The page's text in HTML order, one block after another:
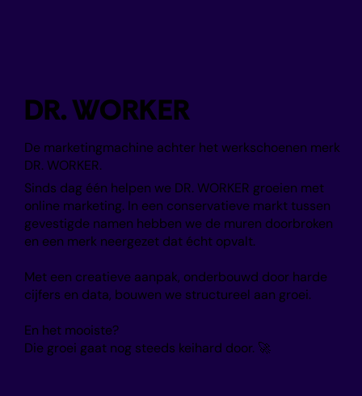
DR. WORKER
De marketingmachine achter het werkschoenen merk
DR. WORKER.
Sinds dag één helpen we DR. WORKER groeien met
online marketing. In een conservatieve markt tussen
gevestigde namen hebben we de muren doorbroken
en een merk neergezet dat écht opvalt.
Met een creatieve aanpak, onderbouwd door harde
cijfers en data, bouwen we structureel aan groei.
En het mooiste?
Die groei gaat nog steeds keihard door. 🚀